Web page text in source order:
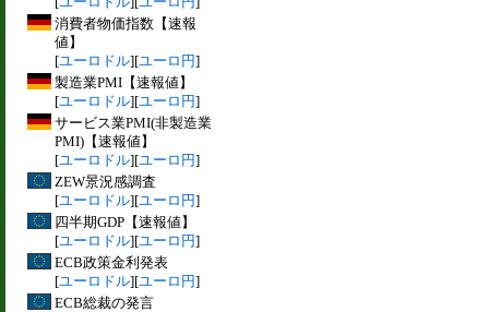
消費者物価指数【速報
値】
[ユーロドル][ユーロ円]
製造業PMI【速報値】
[ユーロドル][ユーロ円]
サービス業PMI(非製造業
PMI)【速報値】
[ユーロドル][ユーロ円]
ZEW景況感調査
[ユーロドル][ユーロ円]
四半期GDP【速報値】
[ユーロドル][ユーロ円]
ECB政策金利発表
[ユーロドル][ユーロ円]
ECB総裁の発言